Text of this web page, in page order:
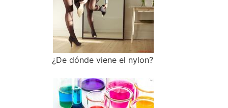
¿De dónde viene el nylon?